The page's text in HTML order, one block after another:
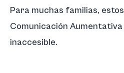
Para muchas familias,
Comunicación
inaccesible.